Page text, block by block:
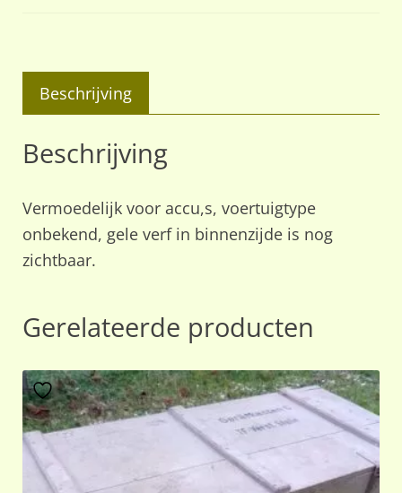
Beschrijving
Beschrijving
Vermoedelijk voor accu,s, voertuigtype
onbekend, gele verf in binnenzijde is nog
zichtbaar.
Gerelateerde producten